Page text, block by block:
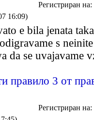
Регистриран
16:09)
e bila jenata
s
da se uvajavame
3 от
Регистриран